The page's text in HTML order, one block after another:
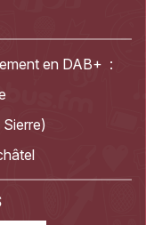
en DAB+ :